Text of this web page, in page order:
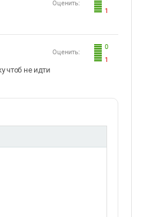
1
Оценить:
0
1
Оценить:
чтоб не идти